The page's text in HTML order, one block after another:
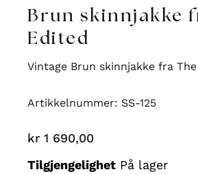
Brun skinnjakke
Edited
Vintage Brun skinnjakke fra
Artikkelnummer: SS-125
kr 1 690,00
Tilgjengelighet På lager
Brun